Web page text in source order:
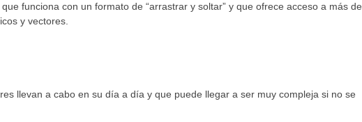
funciona con un formato de “arrastrar y soltar” y que ofrece acceso a más de
y vectores.
llevan a cabo en su día a día y que puede llegar a ser muy compleja si no se